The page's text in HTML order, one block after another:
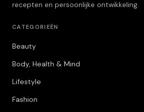
recepten en persoonlijke ontwikkeling.
CATEGORIEËN
Beauty
Body, Health & Mind
Lifestyle
Fashion